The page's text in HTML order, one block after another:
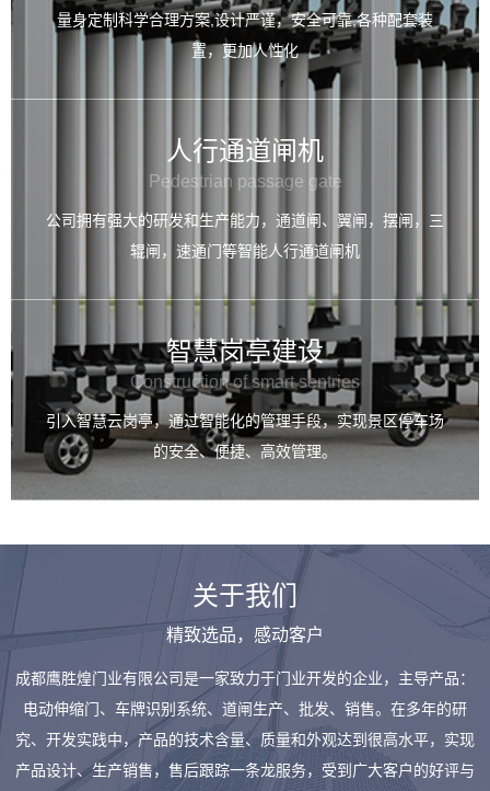
量身定制科学合理方案,设计严谨，安全可靠,各种配套装
置，更加人性化
人行通道闸机
Pedestrian passage gate
公司拥有强大的研发和生产能力，通道闸、翼闸，摆闸，三
辊闸，速通门等智能人行通道闸机
智慧岗亭建设
Construction of smart sentries
引入智慧云岗亭，通过智能化的管理手段，实现景区停车场
的安全、便捷、高效管理。
关于我们
精致选品，感动客户
成都鹰胜煌门业有限公司是一家致力于门业开发的企业，主导产品：
电动伸缩门、车牌识别系统、道闸生产、批发、销售。在多年的研
究、开发实践中，产品的技术含量、质量和外观达到很高水平，实现
产品设计、生产销售，售后跟踪一条龙服务，受到广大客户的好评与